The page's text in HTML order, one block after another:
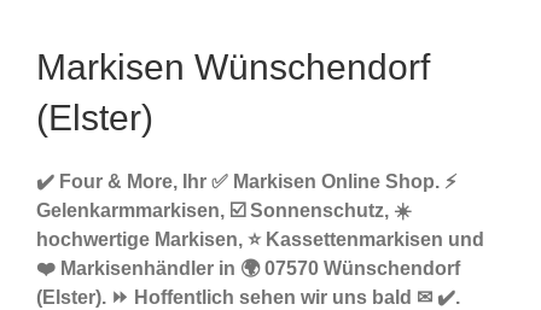
Markisen Wünschendorf
(Elster)
✔️ Four & More, Ihr ✅ Markisen Online Shop. ⚡
Gelenkarmmarkisen, ☑️ Sonnenschutz, ☀️
hochwertige Markisen, ⭐ Kassettenmarkisen und
❤️ Markisenhändler in 🌍 07570 Wünschendorf
(Elster). ⏩ Hoffentlich sehen wir uns bald ✉ ✔️.